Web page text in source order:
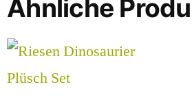
Ähnliche